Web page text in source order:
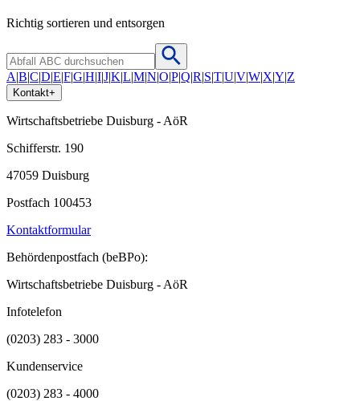
Richtig sortieren und entsorgen
A|B|C|D|E|F|G|H|I|J|K|L|M|N|O|P|Q|R|S|T|U|V|W|X|Y|Z
Kontakt+
Wirtschaftsbetriebe Duisburg - AöR
Schifferstr. 190
47059 Duisburg
Postfach 100453
Kontaktformular
Behördenpostfach (beBPo):
Wirtschaftsbetriebe Duisburg - AöR
Infotelefon
(0203) 283 - 3000
Kundenservice
(0203) 283 - 4000